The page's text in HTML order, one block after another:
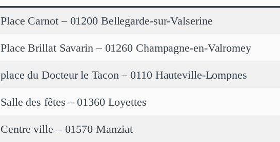
Place Carnot – 01200 Bellegarde-sur-Valserine
Place Brillat Savarin – 01260 Champagne-en-Valromey
place du Docteur le Tacon – 0110 Hauteville-Lompnes
Salle des fêtes – 01360 Loyettes
Centre ville – 01570 Manziat